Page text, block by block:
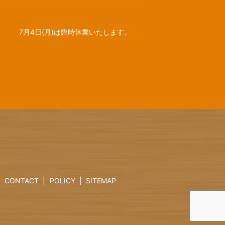
7月4日(月)は臨時休業いたします。
CONTACT POLICY SITEMAP